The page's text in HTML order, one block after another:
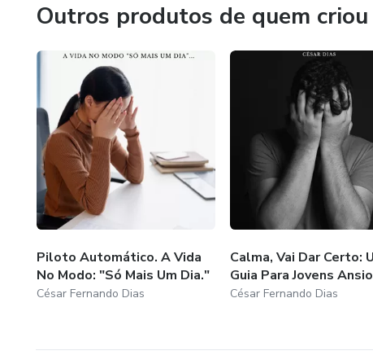
Comece hoje e descubra o
você.
Outros produtos de quem
Piloto Automático. A Vida
No Modo: "Só Mais Um Dia."
César Fernando Dias
Calma, Vai Dar Certo:
Guia Para Jovens
César Fernando Dias